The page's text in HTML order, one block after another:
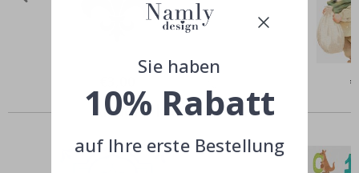
Price
Andere kauften auch
Sie haben
10% Rabatt
auf Ihre erste Bestellung